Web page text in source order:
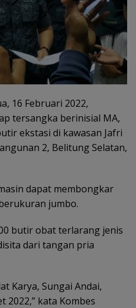
16 Februari 2022,
tersangka berinisial MA,
ekstasi di kawasan Jafri
2, Belitung Selatan,
dapat membongkar
jumbo.
butir obat terlarang jenis
dari tangan pria
Karya, Sungai Andai,
2022,” kata Kombes